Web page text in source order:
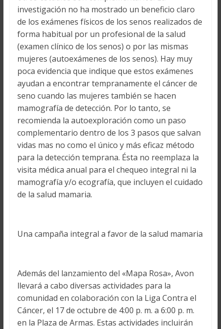
investigación no ha mostrado un beneficio claro
de los exámenes físicos de los senos realizados de
forma habitual por un profesional de la salud
(examen clínico de los senos) o por las mismas
mujeres (autoexámenes de los senos). Hay muy
poca evidencia que indique que estos exámenes
ayudan a encontrar tempranamente el cáncer de
seno cuando las mujeres también se hacen
mamografía de detección. Por lo tanto, se
recomienda la autoexploración como un paso
complementario dentro de los 3 pasos que salvan
vidas mas no como el único y más eficaz método
para la detección temprana. Ésta no reemplaza la
visita médica anual para el chequeo integral ni la
mamografía y/o ecografía, que incluyen el cuidado
de la salud mamaria.
Una campaña integral a favor de la salud mamaria
Además del lanzamiento del «Mapa Rosa», Avon
llevará a cabo diversas actividades para la
comunidad en colaboración con la Liga Contra el
Cáncer, el 17 de octubre de 4:00 p. m. a 6:00 p. m.
en la Plaza de Armas. Estas actividades incluirán